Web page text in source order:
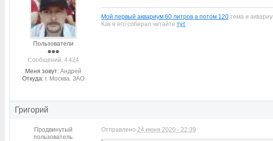
Пользователи
Cообщений: 4 424
Меня зовут: Андрей
Откуда: г. Москва. ЗАО
Мой первый аквариум 60 литров а потом 120 тема и
Как я его собирал читайте тут
Григорий
Продвинутый
пользователь
Отправлено 24 июня 2020 - 22:39